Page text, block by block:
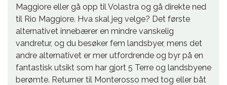
Maggiore eller gå opp til Volastra og gå direkte ned
til Rio Maggiore. Hva skal jeg velge? Det første
alternativet innebærer en mindre vanskelig
vandretur, og du besøker fem landsbyer, mens det
andre alternativet er mer utfordrende og byr på en
fantastisk utsikt som har gjort 5 Terre og landsbyene
berømte. Returner til Monterosso med tog eller båt